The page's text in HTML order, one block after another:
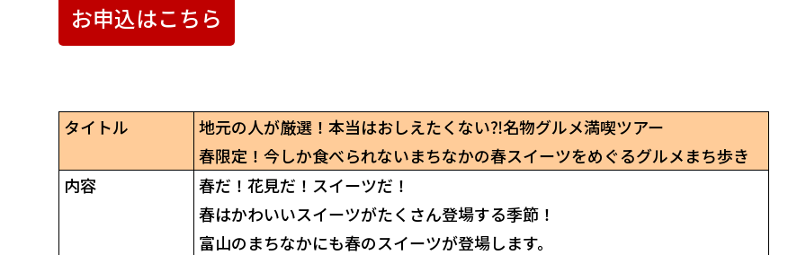
お申込はこちら
タイトル
地元の人が厳選！本当はおしえたくない⁈名物グルメ満喫ツアー
春限定！今しか食べられないまちなかの春スイーツをめぐるグルメまち歩き
内容
春だ！花見だ！スイーツだ！
春はかわいいスイーツがたくさん登場する季節！
富山のまちなかにも春のスイーツが登場します。